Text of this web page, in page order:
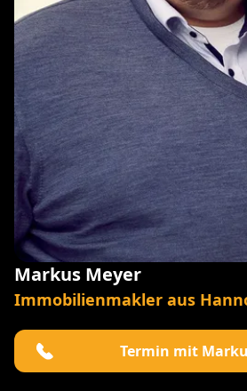
Markus Meyer
Immobilienmakler aus
Termin mit